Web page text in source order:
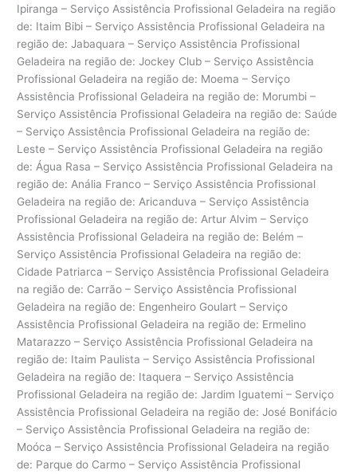
Ipiranga – Serviço Assistência Profissional Geladeira na região
de: Itaim Bibi – Serviço Assistência Profissional Geladeira na
região de: Jabaquara – Serviço Assistência Profissional
Geladeira na região de: Jockey Club – Serviço Assistência
Profissional Geladeira na região de: Moema – Serviço
Assistência Profissional Geladeira na região de: Morumbi –
Serviço Assistência Profissional Geladeira na região de: Saúde
– Serviço Assistência Profissional Geladeira na região de:
Leste – Serviço Assistência Profissional Geladeira na região
de: Água Rasa – Serviço Assistência Profissional Geladeira na
região de: Anália Franco – Serviço Assistência Profissional
Geladeira na região de: Aricanduva – Serviço Assistência
Profissional Geladeira na região de: Artur Alvim – Serviço
Assistência Profissional Geladeira na região de: Belém –
Serviço Assistência Profissional Geladeira na região de:
Cidade Patriarca – Serviço Assistência Profissional Geladeira
na região de: Carrão – Serviço Assistência Profissional
Geladeira na região de: Engenheiro Goulart – Serviço
Assistência Profissional Geladeira na região de: Ermelino
Matarazzo – Serviço Assistência Profissional Geladeira na
região de: Itaim Paulista – Serviço Assistência Profissional
Geladeira na região de: Itaquera – Serviço Assistência
Profissional Geladeira na região de: Jardim Iguatemi – Serviço
Assistência Profissional Geladeira na região de: José Bonifácio
– Serviço Assistência Profissional Geladeira na região de:
Moóca – Serviço Assistência Profissional Geladeira na região
de: Parque do Carmo – Serviço Assistência Profissional